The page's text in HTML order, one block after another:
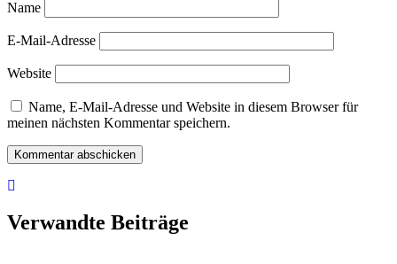
Name
E-Mail-Adresse
Website
Name, E-Mail-Adresse und Website in diesem Browser für
meinen nächsten Kommentar speichern.
Verwandte Beiträge